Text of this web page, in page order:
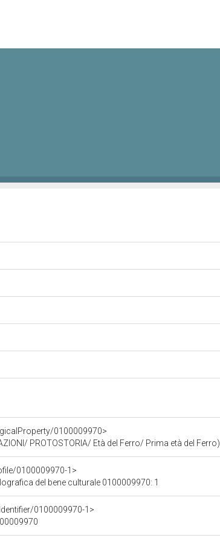
0100009970>
PROTOSTORIA/ Età del Ferro/ Prima età del Ferro)
0100009970-1>
del bene culturale 0100009970: 1
0100009970-1>